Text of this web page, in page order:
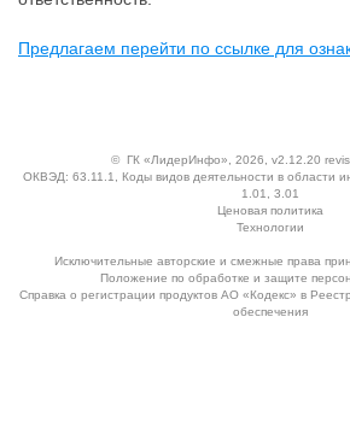
Предлагаем перейти по ссылке для
© ГК «ЛидерИнфо» , 2026, v2.12.20
ОКВЭД: 63.11.1, Коды видов деятельности в области
1.01, 3.01
Ценовая политика
Технологии
Исключительные авторские и смежные права
Положение по обработке и защите
Справка о регистрации продуктов АО «Кодекс» в
обеспечения